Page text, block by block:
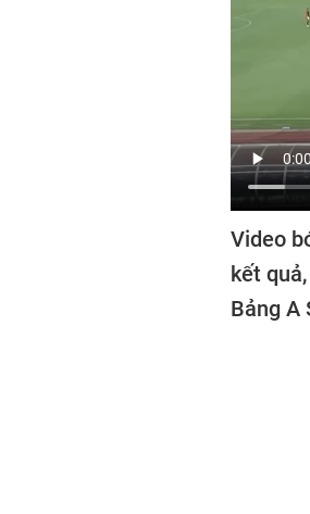
Video
kết
Bảng A